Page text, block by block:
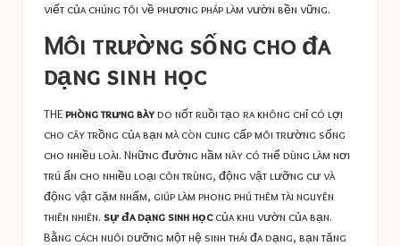
viết của chúng tôi vềphương pháp làm vườn bền vững.
Môi trường sống cho đa
dạng sinh học
THEphòng trưng bàydo nốt ruồi tạo ra không chỉ có lợi
cho cây trồng của bạn mà còn cung cấp môi trường sống
cho nhiều loài. Những đường hầm này có thể dùng làm nơi
trú ẩn cho nhiều loại côn trùng, động vật lưỡng cư và
động vật gặm nhấm, giúp làm phong phú thêm tài nguyên
thiên nhiên. sự đa dạng sinh họccủa khu vườn của bạn.
Bằng cách nuôi dưỡng một hệ sinh thái đa dạng, bạn tăng